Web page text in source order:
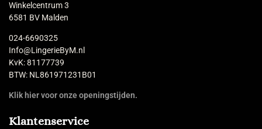
Winkelcentrum 3
6581 BV Malden
024-6690325
Info@LingerieByM.nl
KvK: 81177739
BTW: NL861971231B01
Klik hier voor onze openingstijden.
Klantenservice